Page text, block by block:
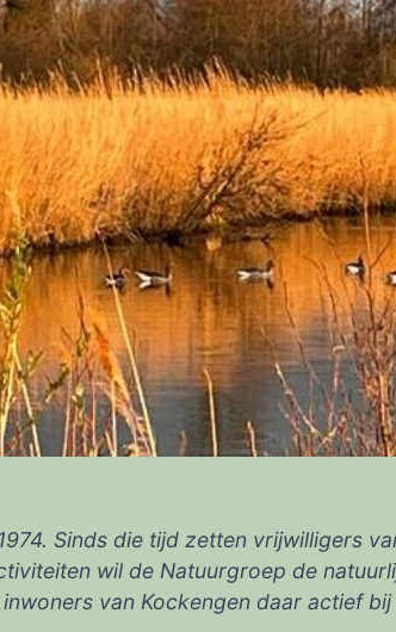
Sinds die tijd zetten vrijwilligers
wil de Natuurgroep de
van Kockengen daar actief